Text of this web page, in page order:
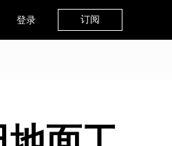
登录 订阅